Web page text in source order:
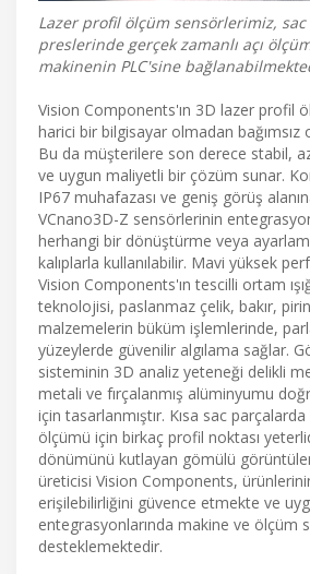
Lazer profil ölçüm sensörlerimiz,
preslerinde gerçek zamanlı açı
makinenin PLC'sine
Vision Components'ın 3D lazer profil
harici bir bilgisayar olmadan bağımsız
Bu da müşterilere son derece stabil,
ve uygun maliyetli bir çözüm sunar.
IP67 muhafazası ve geniş görüş
VCnano3D-Z sensörlerinin
herhangi bir dönüştürme veya
kalıplarla kullanılabilir. Mavi yüksek
Vision Components'ın tescilli ortam
teknolojisi, paslanmaz çelik, bakır,
malzemelerin büküm işlemlerinde,
yüzeylerde güvenilir algılama sağlar.
sisteminin 3D analiz yeteneği delikli
metali ve fırçalanmış alüminyumu
için tasarlanmıştır. Kısa sac
ölçümü için birkaç profil noktası
dönümünü kutlayan gömülü
üreticisi Vision Components,
erişilebilirliğini güvence etmekte ve
entegrasyonlarında makine ve ölçüm
desteklemektedir.